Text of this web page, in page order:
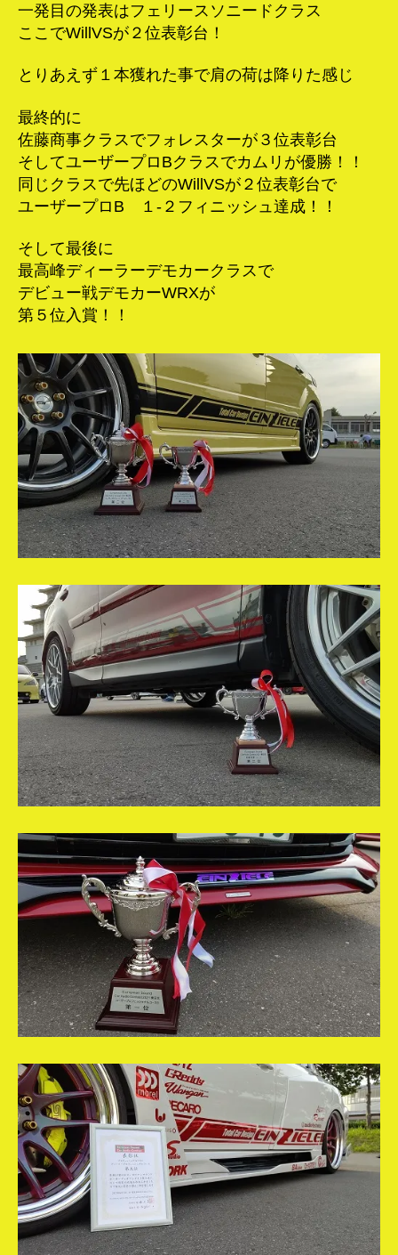
一発目の発表はフェリースソニードクラス
ここでWillVSが２位表彰台！
とりあえず１本獲れた事で肩の荷は降りた感じ
最終的に
佐藤商事クラスでフォレスターが３位表彰台
そしてユーザープロBクラスでカムリが優勝！！
同じクラスで先ほどのWillVSが２位表彰台で
ユーザープロB １-２フィニッシュ達成！！
そして最後に
最高峰ディーラーデモカークラスで
デビュー戦デモカーWRXが
第５位入賞！！